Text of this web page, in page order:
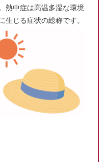
熱中症は高温多湿な環境
生じる症状の総称です。